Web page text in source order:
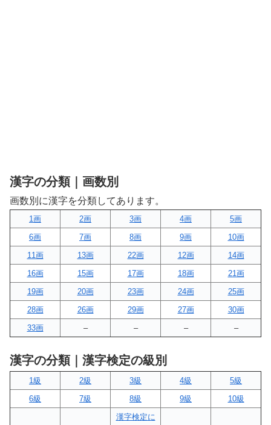
漢字の分類｜画数別
画数別に漢字を分類してあります。
1画 2画 3画 4画
5画
6画
7画 8画 9画
10画
11画
13画 22画 12画
14画
16画
15画 17画 18画
21画
19画
20画 23画 24画
25画
28画
26画 29画 27画
30画
33画
– – – –
漢字の分類｜漢字検定の級別
1級 2級 3級 4級
5級
6級
7級 8級 9級 10級
漢字検定に